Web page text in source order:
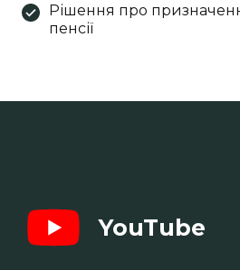
Рішення про
пенсії
YouTube